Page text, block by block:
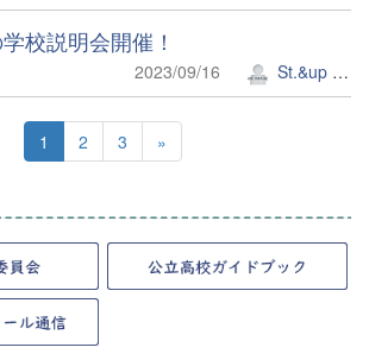
校説明会開催！
2023/09/16 St.&up Lab.
1 2 3 »